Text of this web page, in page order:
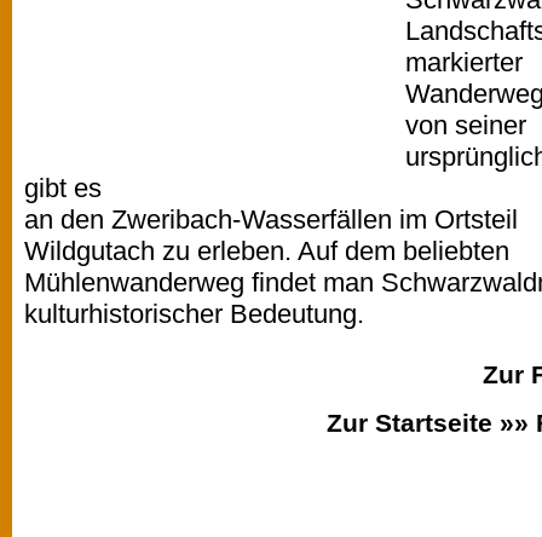
markierter
von seiner
gibt es
an den Zweribach-Wasserfällen im Ortsteil
Wildgutach zu erleben. Auf dem beliebten
Mühlenwanderweg findet man
kulturhistorischer Bedeutung.
Zur
Zur Startseite »»